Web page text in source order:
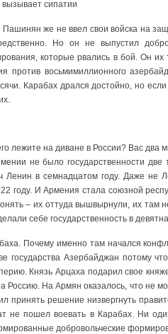
сипатии
же не ввел свои войска на
Но он не выпустил
которые рвались в бой. Он
против восьмимиллионного
Карабах дрался достойно, но
лежите на диване в России? Вас два
не было государственности
Ленин в семнадцатом году. Даже не
году. И Армения стала союзной
– их оттуда вышвырнули, их
себе государственность в
Почему именно там начался
государства Азербайджан потому
Князь Арцаха подарил свое
Россию. На Армян оказалось, что
принять решение низвергнуть
не пошел воевать в Карабах. Ни
добровольческие